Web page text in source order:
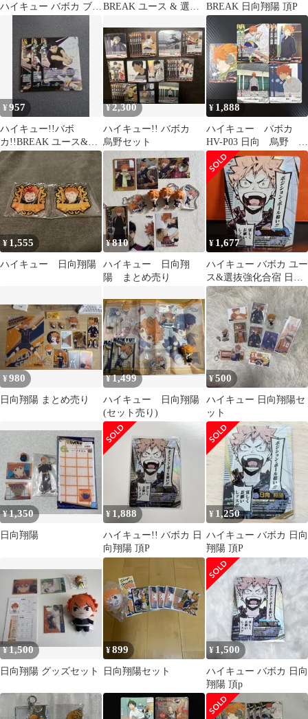
ハイキュー バボカ ブレ
Baboca BREAK HV-P03
BREAK ユース & 選抜
ット
BREAK 日向翔陽 頂P
¥957
ハイキュー!!バボ
カ!!BREAK ユース&選
抜強化合宿 107枚セッ
ト
¥2,300
ハイキュー!! バボカ
烏野セット
¥ 1,888
ハイキュー バボカ
HV-P03 日向 烏野 擬
似ユース セット
¥ 1,555
ハイキュー 日向翔陽
¥810
ハイキュー 日向翔
陽 まとめ売り
¥ 1,677
ハイキュー バボカ ユー
ス&選抜強化合宿 日向
翔陽 頂P 1枚
¥980
日向翔陽 まとめ売り
¥1,499
ハイキュー 日向翔陽
(セット売り)
¥500
ハイキュー 日向翔陽セ
ット
¥1,350
日向翔陽
¥ 1,888
ハイキュー!! バボカ 日
向翔陽 頂P
¥ 1,250
ハイキュー バボカ 日向
翔陽 頂P
¥1,500
日向翔陽 グッズセット
¥899
日向翔陽セット
¥ 1,500
ハイキュー バボカ 日向
翔陽 頂p